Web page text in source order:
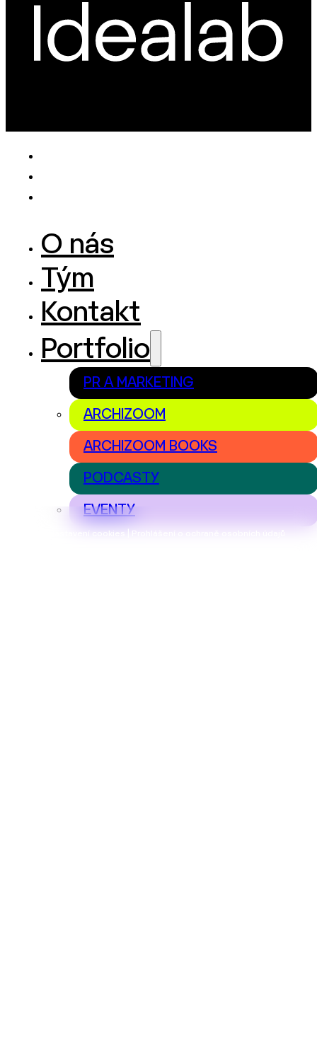
Nastavení cookies | Prohlášení o ochraně osobních údajů
O nás
Tým
Kontakt
Portfolio
PR A MARKETING
ARCHIZOOM
ARCHIZOOM BOOKS
PODCASTY
EVENTY